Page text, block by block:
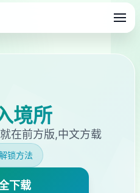
境所
在前方版,中文方载
锁方法
下载